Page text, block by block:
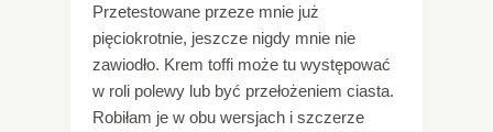
Przetestowane przeze mnie już
pięciokrotnie, jeszcze nigdy mnie nie
zawiodło. Krem toffi może tu występować
w roli polewy lub być przełożeniem ciasta.
Robiłam je w obu wersjach i szczerze